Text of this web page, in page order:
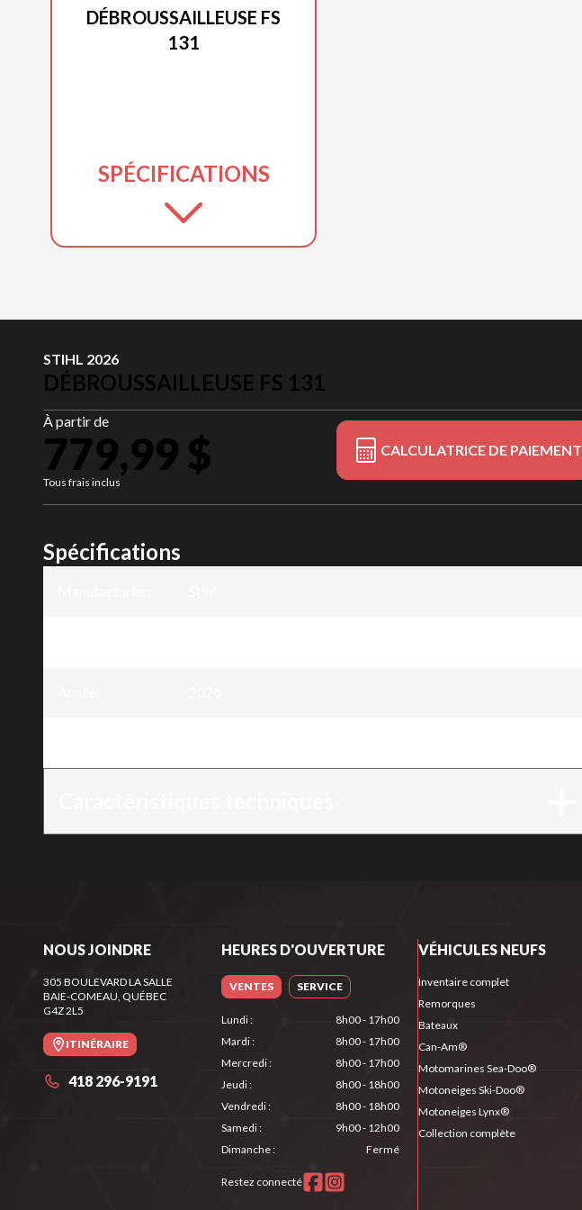
DÉBROUSSAILLEUSE FS
131
SPÉCIFICATIONS
STIHL 2026
DÉBROUSSAILLEUSE FS 131
À partir de
779,99 $
Tous frais inclus
CALCULATRICE DE PAIEMENT
Spécifications
NOUS JOINDRE
305 BOULEVARD LA SALLE
BAIE-COMEAU, QUÉBEC
G4Z 2L5
ITINÉRAIRE
418 296-9191
HEURES D'OUVERTURE
VENTES SERVICE
Lundi:
8h00 - 17h00
Mardi:
8h00 - 17h00
Mercredi:
8h00 - 17h00
Jeudi:
8h00 - 18h00
Vendredi:
8h00 - 18h00
Samedi:
9h00 - 12h00
Dimanche: Fermé
Restez connecté
VÉHICULES NEUFS
Inventaire complet
Remorques
Bateaux
Can-Am®
Motomarines Sea-Doo®
Motoneiges Ski-Doo®
Motoneiges Lynx®
Collection complète